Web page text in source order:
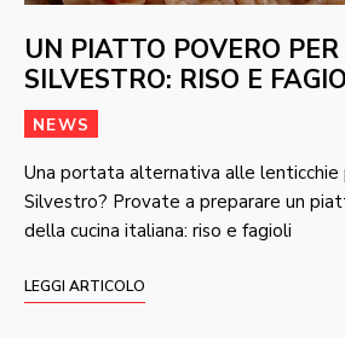
UN PIATTO POVERO
SILVESTRO: RISO E
NEWS
Una portata alternativa alle lenticchie
Silvestro? Provate a preparare un
della cucina italiana: riso e fagioli
LEGGI ARTICOLO